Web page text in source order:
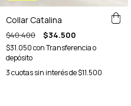
Collar Catalina
$40.400 $34.500
$31.050conTransferencia o
depósito
3cuotas sin interés de$11.500